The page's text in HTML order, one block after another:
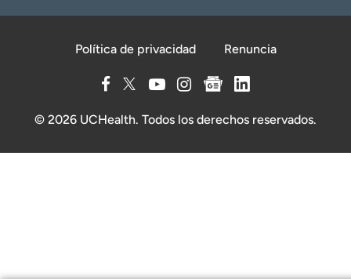
Política de privacidad Renuncia
© 2026 UCHealth. Todos los derechos reservados.